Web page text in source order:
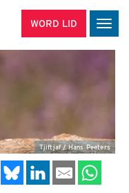
WORD LID
Tjiftjaf / Hans Peeters